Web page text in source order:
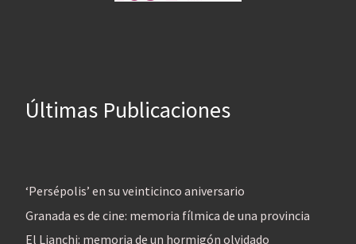
Últimas Publicaciones
‘Persépolis’ en su veinticinco aniversario
Granada es de cine: memoria fílmica de una provincia
El Lianchi: memoria de un hormigón olvidado